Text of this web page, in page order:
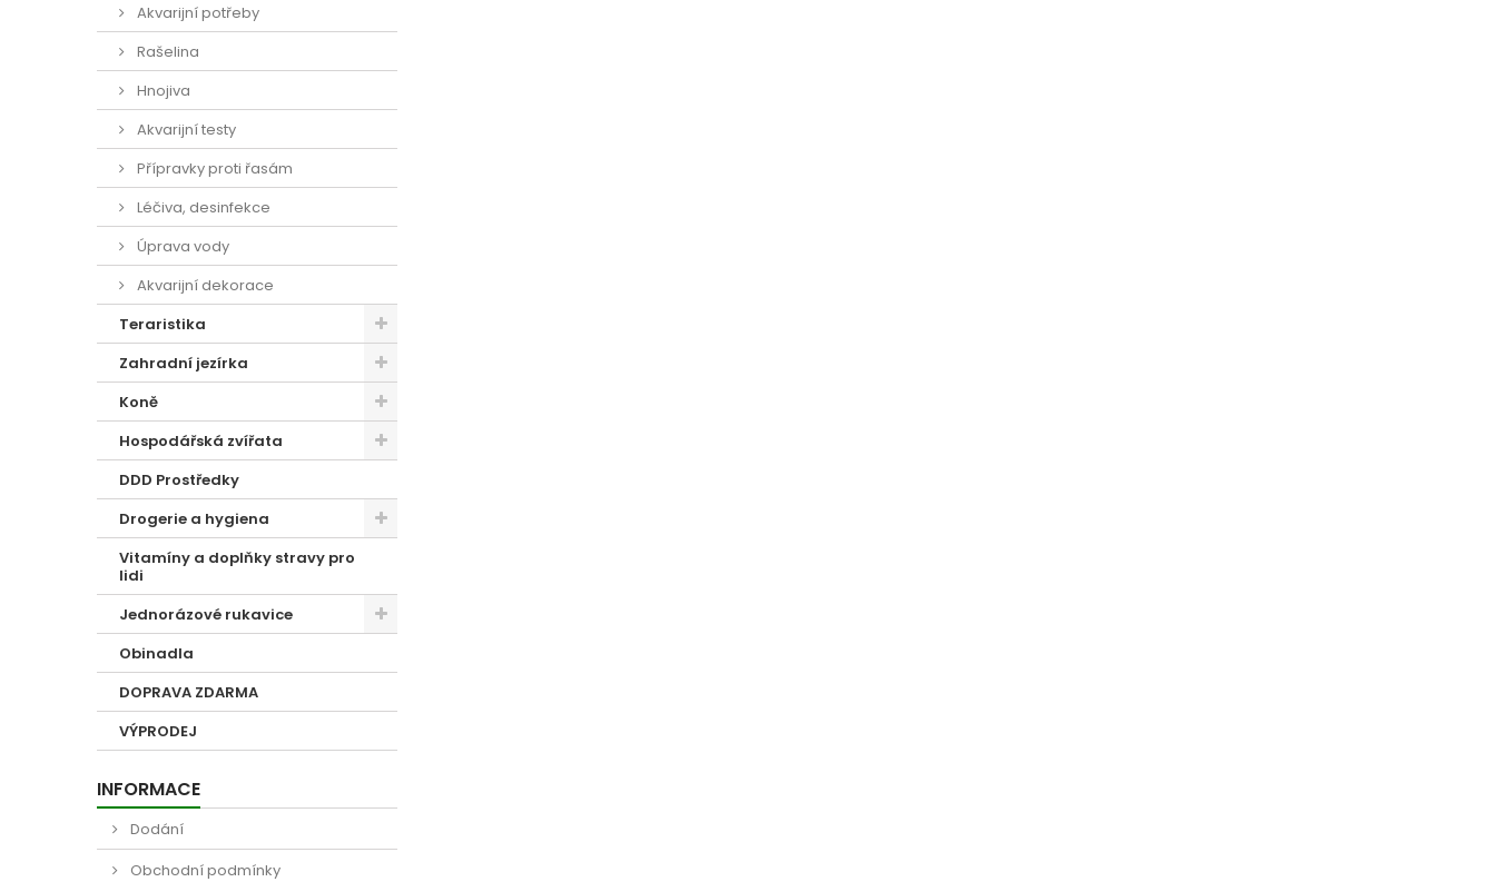
Akvarijní potřeby
Rašelina
Hnojiva
Akvarijní testy
Přípravky proti řasám
Léčiva, desinfekce
Úprava vody
Akvarijní dekorace
Teraristika
Zahradní jezírka
Koně
Hospodářská zvířata
DDD Prostředky
Drogerie a hygiena
Vitamíny a doplňky stravy pro
lidi
Jednorázové rukavice
Obinadla
DOPRAVA ZDARMA
VÝPRODEJ
INFORMACE
Dodání
Obchodní podmínky